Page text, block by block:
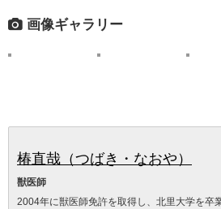
画像ギャラリー
椿直哉（つばき・なおや）
獣医師
2004年に獣医師免許を取得し、北里大学を卒